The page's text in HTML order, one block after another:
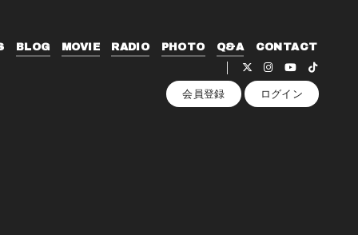
BLOG MOVIE RADIO PHOTO Q&A CONTACT
会員登録 ログイン